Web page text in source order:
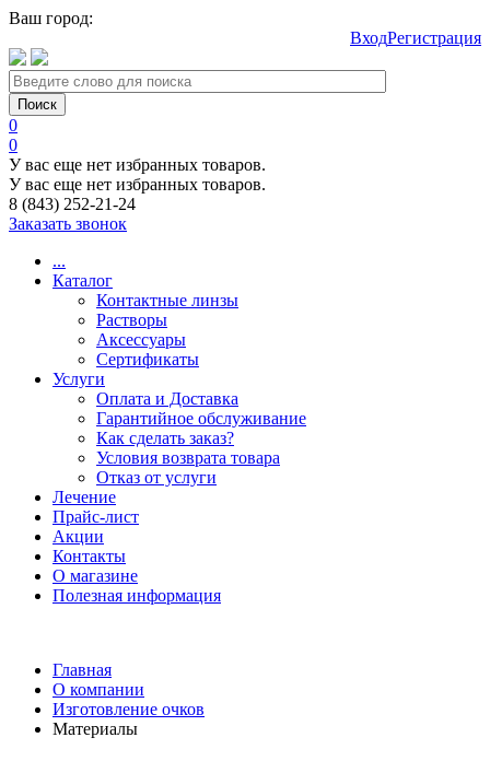
Ваш город:
ВходРегистрация
0
0
У вас еще нет избранных товаров.
У вас еще нет избранных товаров.
8 (843) 252-21-24
Заказать звонок
...
Каталог
Контактные линзы
Растворы
Аксессуары
Сертификаты
Услуги
Оплата и Доставка
Гарантийное обслуживание
Как сделать заказ?
Условия возврата товара
Отказ от услуги
Лечение
Прайс-лист
Акции
Контакты
О магазине
Полезная информация
Главная
О компании
Изготовление очков
Материалы